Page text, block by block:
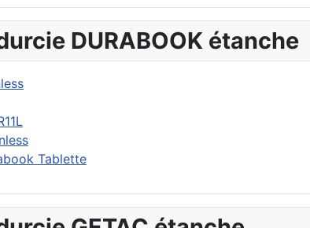
DURABOOK étanche
Tablette